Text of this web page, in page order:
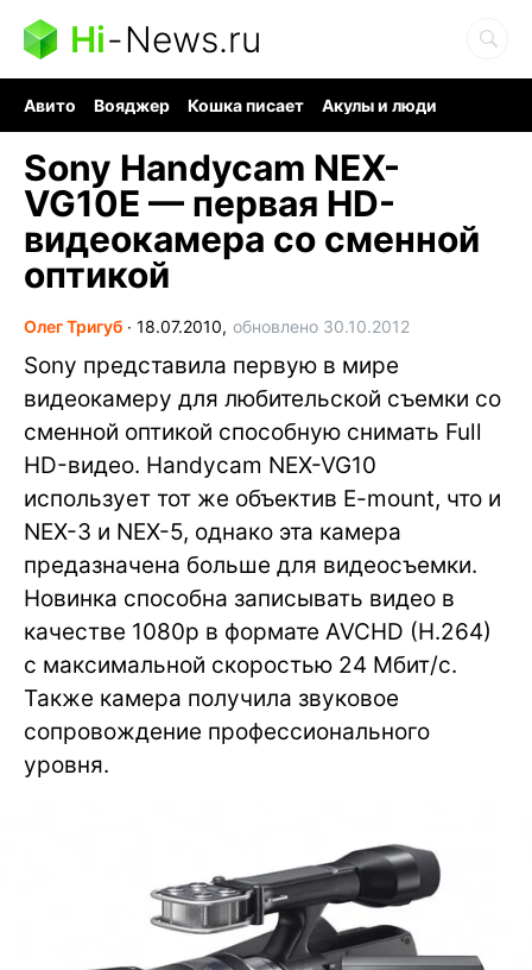
Hi-News.ru
Авито Вояджер Кошка писает
Акулы и люди
Sony Handycam NEX-
VG10E — первая HD-
видеокамера со сменной
оптикой
Олег Тригуб ∙ 18.07.2010, обновлено 30.10.2012
Sony представила первую в мире
видеокамеру для любительской съемки со
сменной оптикой способную снимать Full
HD-видео. Handycam NEX-VG10
использует тот же объектив E-mount, что и
NEX-3 и NEX-5, однако эта камера
предазначена больше для видеосъемки.
Новинка способна записывать видео в
качестве 1080p в формате AVCHD (H.264)
с максимальной скоростью 24 Мбит/с.
Также камера получила звуковое
сопровождение профессионального
уровня.